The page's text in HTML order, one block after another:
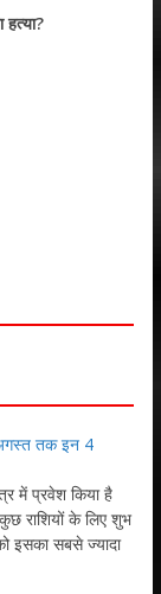
तक इन 4
में प्रवेश किया है
राशियों के लिए शुभ
इसका सबसे ज्यादा